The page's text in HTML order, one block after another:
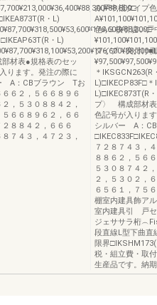
・L)
・L)
材表●規格表のセッ
ります。発注の際に
A：CBブラウン Tお
６２，５６６８９６
，５３０８８４２，
６６８９６２，６６
８８４２，６６６
７４３，４７２３，
み戸中棧タイプ色
色A３枚引違い戸
タイプ〈突付け
＊
L)□IKECP83F□
L)□IKEC873T(R
プ〉 構成部材表
色記号が入りま
シルバー A：
７２８７４３，
８８６２，５６
５３０８７４２
２，５３０２，
６５６１，７５
棚室内建具飾ア
室内建具引 戸セ
ジェササラ桁
段直線L型下曲直
限界
税・組立費・取
生産品です。納